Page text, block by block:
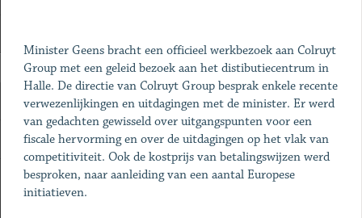
Minister Geens bracht een officieel werkbezoek aan Colruyt
Group met een geleid bezoek aan het distibutiecentrum in
Halle. De directie van Colruyt Group besprak enkele recente
verwezenlijkingen en uitdagingen met de minister. Er werd
van gedachten gewisseld over uitgangspunten voor een
fiscale hervorming en over de uitdagingen op het vlak van
competitiviteit. Ook de kostprijs van betalingswijzen werd
besproken, naar aanleiding van een aantal Europese
initiatieven.